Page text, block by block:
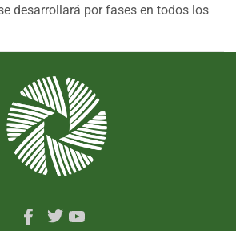
desarrollará por fases en todos los